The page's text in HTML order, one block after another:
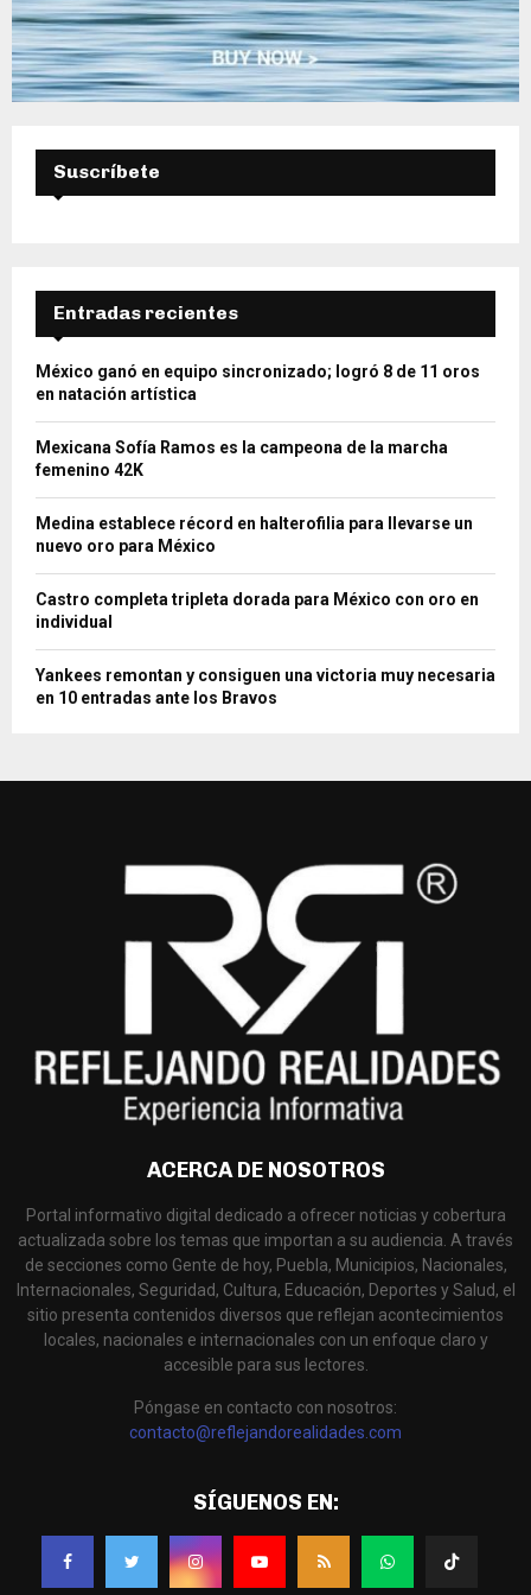
Suscríbete
Entradas recientes
México ganó en equipo sincronizado; logró 8 de 11 oros
en natación artística
Mexicana Sofía Ramos es la campeona de la marcha
femenino 42K
Medina establece récord en halterofilia para llevarse un
nuevo oro para México
Castro completa tripleta dorada para México con oro en
individual
Yankees remontan y consiguen una victoria muy necesaria
en 10 entradas ante los Bravos
ACERCA DE NOSOTROS
Portal informativo digital dedicado a ofrecer noticias y cobertura
actualizada sobre los temas que importan a su audiencia. A través
de secciones como Gente de hoy, Puebla, Municipios, Nacionales,
Internacionales, Seguridad, Cultura, Educación, Deportes y Salud, el
sitio presenta contenidos diversos que reflejan acontecimientos
locales, nacionales e internacionales con un enfoque claro y
accesible para sus lectores.
Póngase en contacto con nosotros:
contacto@reflejandorealidades.com
SÍGUENOS EN: